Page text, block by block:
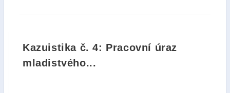
Kazuistika č. 4: Pracovní úraz
mladistvého...